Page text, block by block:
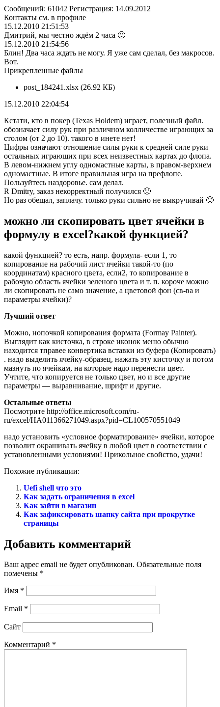
Сообщений: 61042 Регистрация: 14.09.2012
Контакты см. в профиле
15.12.2010 21:51:53
Дмитрий, мы честно ждём 2 часа 🙂
15.12.2010 21:54:56
Блин! Два часа ждать не могу. Я уже сам сделал, без макросов.
Вот.
Прикрепленные файлы
post_184241.xlsx (26.92 КБ)
15.12.2010 22:04:54
Кстати, кто в покер (Texas Holdem) играет, полезный файл.
обозначает силу рук при различном колличестве играющих за
столом (от 2 до 10). такого в инете нет!
Цифры означают отношение силы руки к средней силе руки
остальных играющих при всех неизвестных картах до флопа.
В левом-нижнем углу одномастные карты, в правом-верхнем
одномастные. В итоге правильная игра на префлопе.
Пользуйтесь наздоровье. сам делал.
R Dmitry, заказ некорректный получился 🙁
Но раз обещал, заплачу. только руки сильно не выкручивай 🙂
можно ли скопировать цвет ячейки в
формулу в excel?какой функцией?
какой функцией? то есть, напр. формула- если 1, то
копирование на рабочий лист ячейки такой-то (по
координатам) красного цвета, если2, то копирование в
рабочую область ячейки зеленого цвета и т. п. короче можно
ли скопировать не само значение, а цветовой фон (св-ва и
параметры ячейки)?
Лучший ответ
Можно, нопочкой копирования формата (Formay Painter).
Выглядит как кисточка, в строке иконок меню обычно
находится тправее конвертика вставки из буфера (Копировать)
. надо выделить ячейку-образец, нажать эту кисточку и потом
мазнуть по ячейкам, на которые надо перенести цвет.
Учтите, что копируется не только цвет, но и все другие
параметры — выравнивание, шрифт и другие.
Остальные ответы
Посмотрите http://office.microsoft.com/ru-
ru/excel/HA011366271049.aspx?pid=CL100570551049
надо установить «условное форматирование» ячейки, которое
позволит окрашивать ячейку в любой цвет в соответствии с
установленными условиями! Прикольное свойство, удачи!
Похожие публикации:
Uefi shell что это
Как задать ограничения в excel
Как зайти в магазин
Как зафиксировать шапку сайта при прокрутке
страницы
Добавить комментарий
Ваш адрес email не будет опубликован. Обязательные поля
помечены *
Имя *
Email *
Сайт
Комментарий *